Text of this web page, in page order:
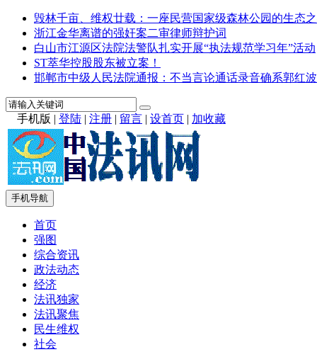
毁林千亩、维权廿载：一座民营国家级森林公园的生态
浙江金华离谱的强奸案二审律师辩护词
白山市江源区法院法警队扎实开展“执法规范学习年”活动
ST萃华控股股东被立案！
邯郸市中级人民法院通报：不当言论通话录音确系郭红
手机版 | 登陆 | 注册 | 留言 | 设首页 | 加收藏
手机导航
首页
强图
综合资讯
政法动态
经济
法讯独家
法讯聚焦
民生维权
社会